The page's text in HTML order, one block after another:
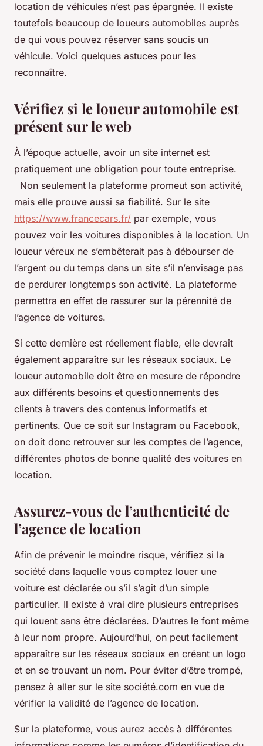
location de véhicules n’est pas épargnée. Il existe
toutefois beaucoup de loueurs automobiles auprès
de qui vous pouvez réserver sans soucis un
véhicule. Voici quelques astuces pour les
reconnaître.
Vérifiez si le loueur automobile est
présent sur le web
À l’époque actuelle, avoir un site internet est
pratiquement une obligation pour toute entreprise.
Non seulement la plateforme promeut son activité,
mais elle prouve aussi sa fiabilité. Sur le site
https://www.francecars.fr/ par exemple, vous
pouvez voir les voitures disponibles à la location. Un
loueur véreux ne s’embêterait pas à débourser de
l’argent ou du temps dans un site s’il n’envisage pas
de perdurer longtemps son activité. La plateforme
permettra en effet de rassurer sur la pérennité de
l’agence de voitures.
Si cette dernière est réellement fiable, elle devrait
également apparaître sur les réseaux sociaux. Le
loueur automobile doit être en mesure de répondre
aux différents besoins et questionnements des
clients à travers des contenus informatifs et
pertinents. Que ce soit sur Instagram ou Facebook,
on doit donc retrouver sur les comptes de l’agence,
différentes photos de bonne qualité des voitures en
location.
Assurez-vous de l’authenticité de
l’agence de location
Afin de prévenir le moindre risque, vérifiez si la
société dans laquelle vous comptez louer une
voiture est déclarée ou s’il s’agit d’un simple
particulier. Il existe à vrai dire plusieurs entreprises
qui louent sans être déclarées. D’autres le font même
à leur nom propre. Aujourd’hui, on peut facilement
apparaître sur les réseaux sociaux en créant un logo
et en se trouvant un nom. Pour éviter d’être trompé,
pensez à aller sur le site société.com en vue de
vérifier la validité de l’agence de location.
Sur la plateforme, vous aurez accès à différentes